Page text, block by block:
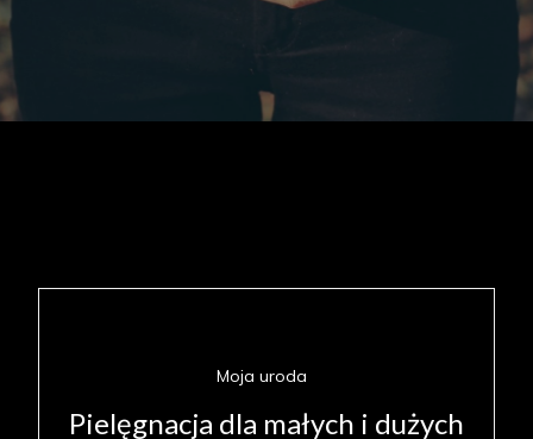
Moja uroda
Pielęgnacja dla małych i dużych